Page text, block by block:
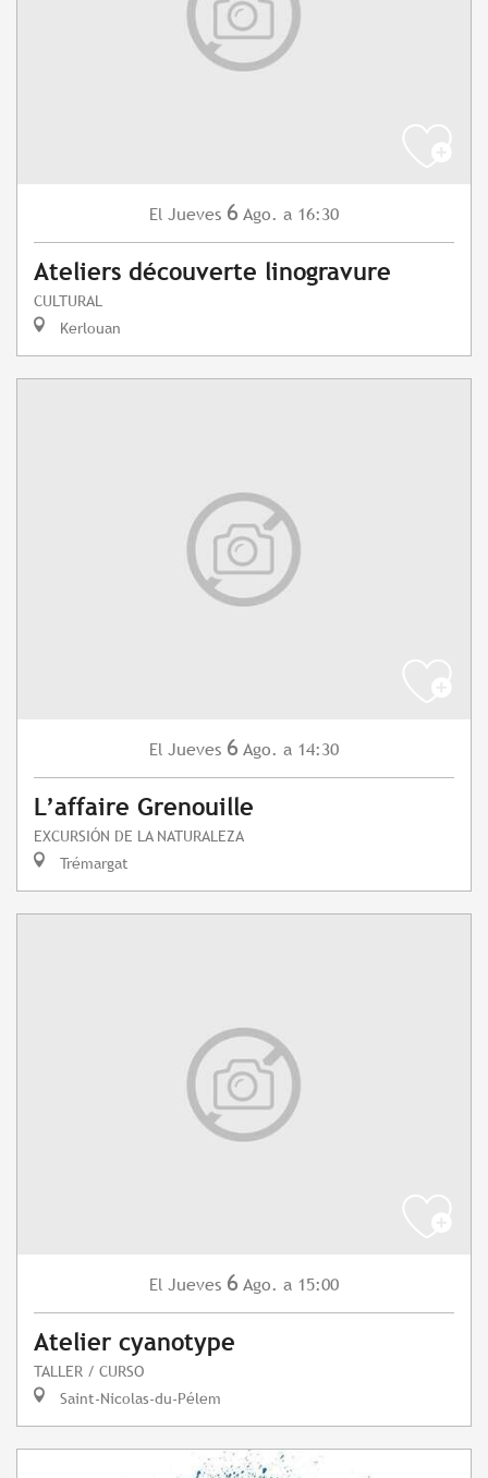
El Jueves 6 Ago. a 16:30
Ateliers découverte linogravure
CULTURAL
Kerlouan
El Jueves 6 Ago. a 14:30
L’affaire Grenouille
EXCURSIÓN DE LA NATURALEZA
Trémargat
El Jueves 6 Ago. a 15:00
Atelier cyanotype
TALLER / CURSO
Saint-Nicolas-du-Pélem